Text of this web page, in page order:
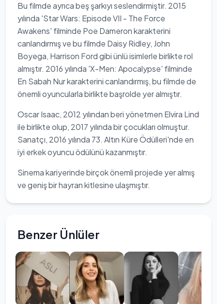
Bu filmde ayrıca beş şarkıyı seslendirmiştir. 2015
yılında 'Star Wars: Episode VII - The Force
Awakens' filminde Poe Dameron karakterini
canlandırmış ve bu filmde Daisy Ridley, John
Boyega, Harrison Ford gibi ünlü isimlerle birlikte rol
almıştır. 2016 yılında 'X-Men: Apocalypse' filminde
En Sabah Nur karakterini canlandırmış, bu filmde de
önemli oyuncularla birlikte başrolde yer almıştır.
Oscar Isaac, 2012 yılından beri yönetmen Elvira Lind
ile birlikte olup, 2017 yılında bir çocukları olmuştur.
Sanatçı, 2016 yılında 73. Altın Küre Ödülleri'nde en
iyi erkek oyuncu ödülünü kazanmıştır.
Sinema kariyerinde birçok önemli projede yer almış
ve geniş bir hayran kitlesine ulaşmıştır.
Benzer Ünlüler